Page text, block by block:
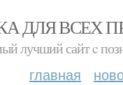
ДЛЯ ВСЕХ
лучший сайт c
главная